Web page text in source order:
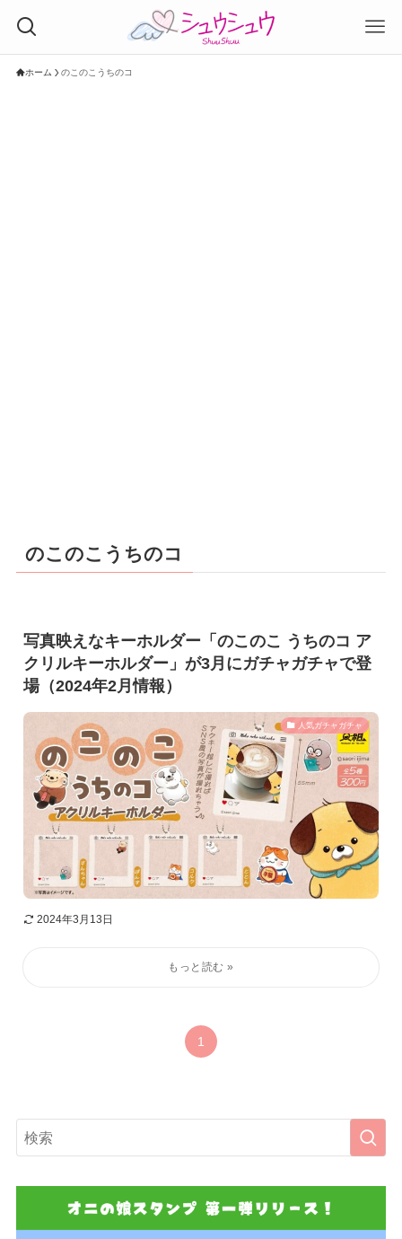
ホーム のこのこうちのコ
のこのこうちのコ
写真映えなキーホルダー「のこのこ うちのコ ア
クリルキーホルダー」が3月にガチャガチャで登
場（2024年2月情報）
人気ガチャガチャ
2024年3月13日
1